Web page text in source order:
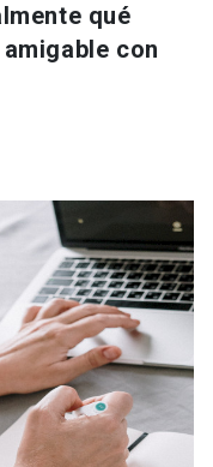
qué
con